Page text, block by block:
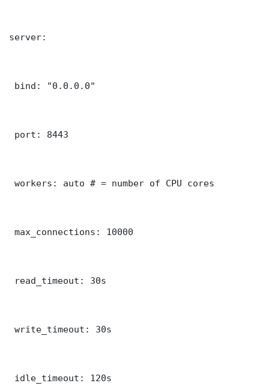
server:
bind: "0.0.0.0"
port: 8443
workers: auto # = number of CPU cores
max_connections: 10000
read_timeout: 30s
write_timeout: 30s
idle_timeout: 120s